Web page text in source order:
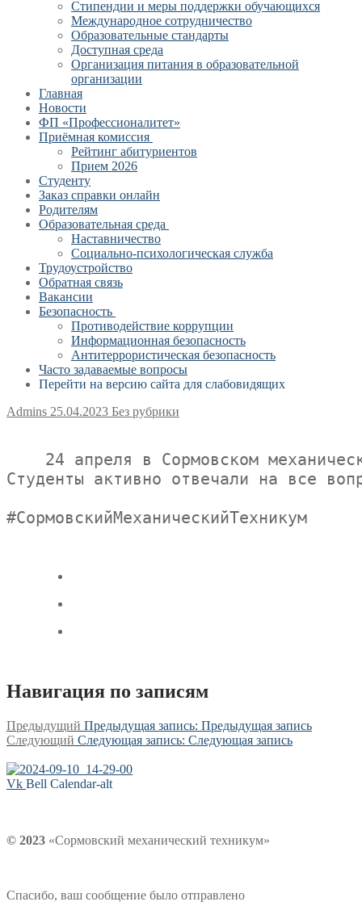
Стипендии и меры поддержки обучающихся
Международное сотрудничество
Образовательные стандарты
Доступная среда
Организация питания в образовательной
организации
Главная
Новости
ФП «Профессионалитет»
Приёмная комиссия
Рейтинг абитуриентов
Прием 2026
Студенту
Заказ справки онлайн
Родителям
Образовательная среда
Наставничество
Социально-психологическая служба
Трудоустройство
Обратная связь
Вакансии
Безопасность
Противодействие коррупции
Информационная безопасность
Антитеррористическая безопасность
Часто задаваемые вопросы
Перейти на версию сайта для слабовидящих
Admins 25.04.2023 Без рубрики
24 апреля в Сормовском
Студенты активно отвечали на все
#СормовскийМеханическийТехникум
Навигация по записям
Предыдущий Предыдущая запись: Предыдущая запись
Следующий Следующая запись: Следующая запись
Vk Bell Calendar-alt
© 2023 «Сормовский механический техникум»
Спасибо, ваш сообщение было отправлено